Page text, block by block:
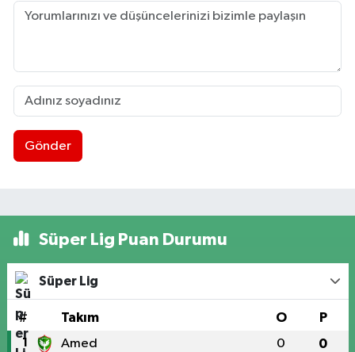
Gönder
Süper Lig Puan Durumu
Süper Lig
# Takım O P
1 Amed 0 0